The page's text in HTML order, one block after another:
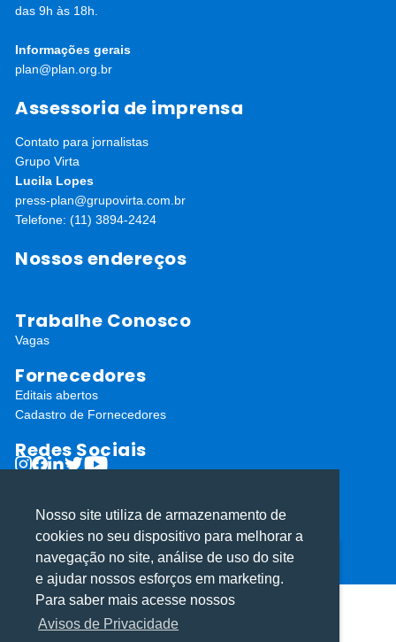
Utilizamos cookies para oferecer melhor
experiência, melhorar o desempenho, analisar
como você interage em nosso site e
personalizar conteúdo.
Utilizamos cookies para oferecer melhor
experiência, melhorar o desempenho, analisar
como você interage em nosso site e
personalizar conteúdo.
das 9h às 18h.
Informações gerais
plan@plan.org.br
Assessoria de imprensa
Contato para jornalistas
Grupo Virta
Lucila Lopes
press-plan@grupovirta.com.br
Telefone: (11) 3894-2424
Nossos endereços
Trabalhe Conosco
Vagas
Fornecedores
Editais abertos
Cadastro de Fornecedores
Redes Sociais
ⓒ Todos os direitos reservados I Desenvolvido por Apiki WordPress
Nosso site utiliza de armazenamento de
cookies no seu dispositivo para melhorar a
navegação no site, análise de uso do site
e ajudar nossos esforços em marketing.
Para saber mais acesse nossos
Avisos de Privacidade